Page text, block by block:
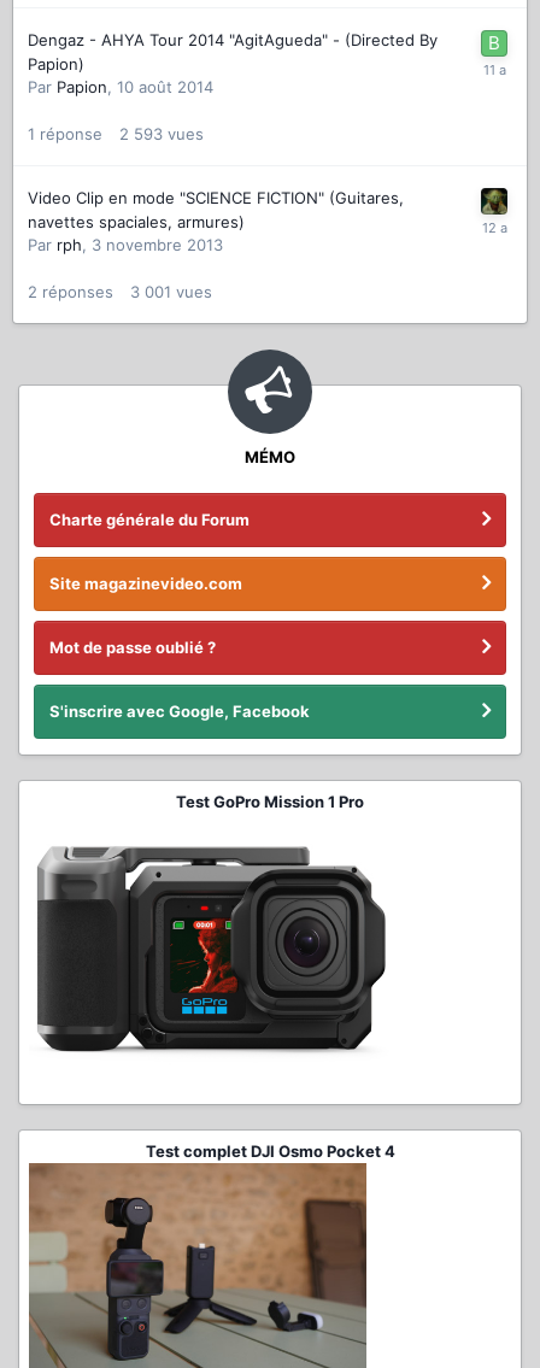
Dengaz - AHYA Tour 2014 "AgitAgueda" - (Directed By
Papion)
Par Papion, 10 août 2014
1 réponse 2 593 vues
Video Clip en mode "SCIENCE FICTION" (Guitares,
navettes spaciales, armures)
Par rph, 3 novembre 2013
2 réponses 3 001 vues
MÉMO
Charte générale du Forum
Site magazinevideo.com
Mot de passe oublié ?
S'inscrire avec Google, Facebook
Test GoPro Mission 1 Pro
Test complet DJI Osmo Pocket 4